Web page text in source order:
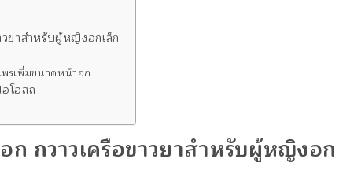
ยาสำหรับผู้หญิงอกเล็ก
พรเพิ่มขนาดหน้าอก
โอสถ
กวาวเครือขาวยาสำหรับผู้หญิงอก